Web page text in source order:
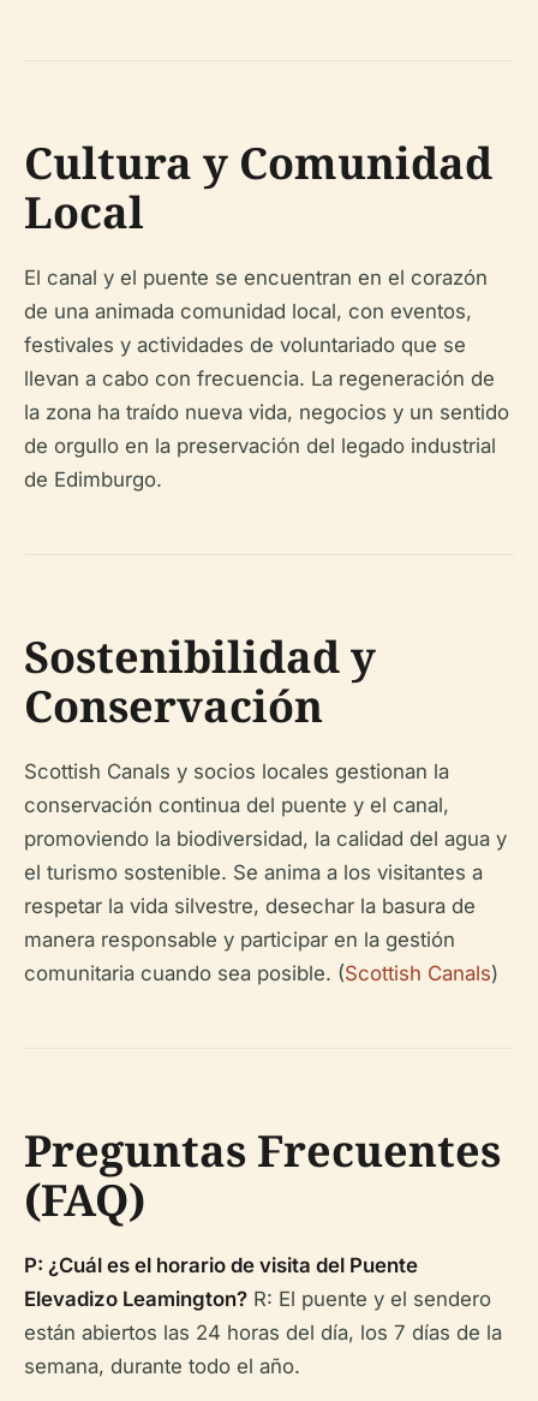
Cultura y Comunidad
Local
El canal y el puente se encuentran en el corazón
de una animada comunidad local, con eventos,
festivales y actividades de voluntariado que se
llevan a cabo con frecuencia. La regeneración de
la zona ha traído nueva vida, negocios y un sentido
de orgullo en la preservación del legado industrial
de Edimburgo.
Sostenibilidad y
Conservación
Scottish Canals y socios locales gestionan la
conservación continua del puente y el canal,
promoviendo la biodiversidad, la calidad del agua y
el turismo sostenible. Se anima a los visitantes a
respetar la vida silvestre, desechar la basura de
manera responsable y participar en la gestión
comunitaria cuando sea posible. (Scottish Canals)
Preguntas Frecuentes
(FAQ)
P: ¿Cuál es el horario de visita del Puente
Elevadizo Leamington? R: El puente y el sendero
están abiertos las 24 horas del día, los 7 días de la
semana, durante todo el año.